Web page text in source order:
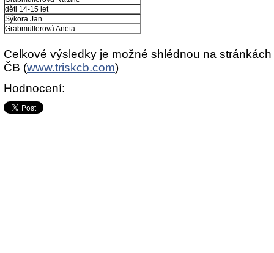
děti 14-15 let
Sýkora Jan
Grabmüllerová Aneta
Celkové výsledky je možné shlédnou na
ČB (www.triskcb.com)
Hodnocení: